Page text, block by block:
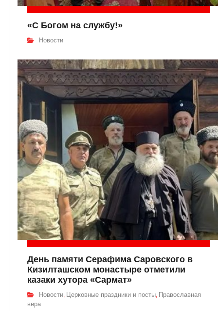
«С Богом на службу!»
Новости
День памяти Серафима Саровского в
Кизилташском монастыре отметили
казаки хутора «Сармат»
Новости, Церковные праздники и посты, Православная
вера